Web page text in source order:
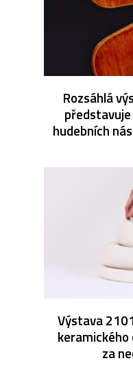
Rozsáhlá
hudebních
Výstava
za